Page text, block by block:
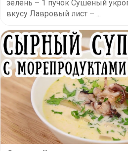
зелень – 1 пучок Сушеный
вкусу Лавровый лист – ...